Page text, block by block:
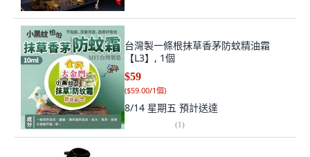
台灣製一條根抹草香茅防蚊精油霜
【L3】, 1個
$59
($59.00/1個)
8/14 星期五 預計送達
(1)